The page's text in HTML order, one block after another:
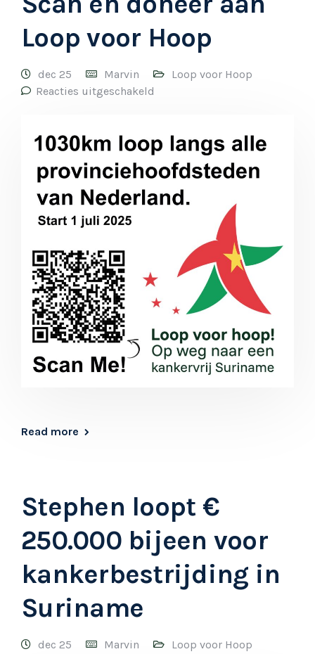
Loop voor Hoop
dec 25 Marvin
Loop voor Hoop
Reacties uitgeschakeld
Read more
Stephen loopt €
250.000 bijeen voor
kankerbestrijding in
Suriname
dec 25 Marvin
Loop voor Hoop